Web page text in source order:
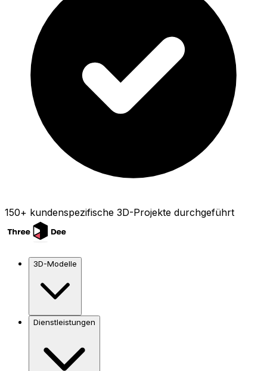
150+ kundenspezifische 3D-Projekte durchgeführt
3D-Modelle
Dienstleistungen